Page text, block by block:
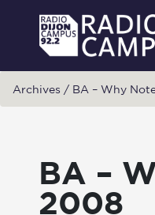
Archives / BA – Why
BA –
2008